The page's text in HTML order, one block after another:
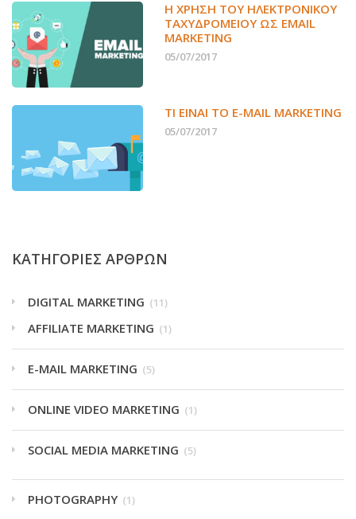
Η ΧΡΉΣΗ ΤΟΥ ΗΛΕΚΤΡΟΝΙΚΟΎ
ΤΑΧΥΔΡΟΜΕΊΟΥ ΩΣ EMAIL
MARKETING
05/07/2017
ΤΙ ΕΊΝΑΙ ΤΟ E-MAIL MARKETING
05/07/2017
ΚΑΤΗΓΟΡΙΕΣ ΑΡΘΡΩΝ
DIGITAL MARKETING (11)
AFFILIATE MARKETING (1)
E-MAIL MARKETING (5)
ONLINE VIDEO MARKETING (1)
SOCIAL MEDIA MARKETING (5)
PHOTOGRAPHY (1)